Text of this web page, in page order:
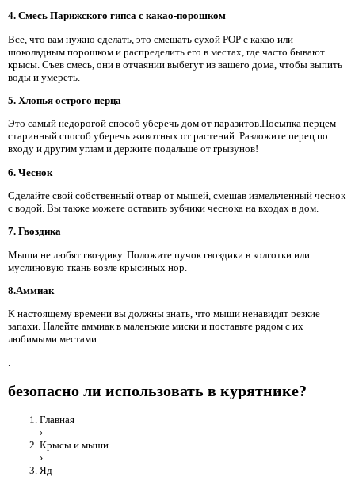
4. Смесь Парижского гипса с какао-порошком
Все, что вам нужно сделать, это смешать сухой POP с какао или
шоколадным порошком и распределить его в местах, где часто бывают
крысы. Съев смесь, они в отчаянии выбегут из вашего дома, чтобы выпить
воды и умереть.
5. Хлопья острого перца
Это самый недорогой способ уберечь дом от паразитов.Посыпка перцем -
старинный способ уберечь животных от растений. Разложите перец по
входу и другим углам и держите подальше от грызунов!
6. Чеснок
Сделайте свой собственный отвар от мышей, смешав измельченный чеснок
с водой. Вы также можете оставить зубчики чеснока на входах в дом.
7. Гвоздика
Мыши не любят гвоздику. Положите пучок гвоздики в колготки или
муслиновую ткань возле крысиных нор.
8.Аммиак
К настоящему времени вы должны знать, что мыши ненавидят резкие
запахи. Налейте аммиак в маленькие миски и поставьте рядом с их
любимыми местами.
безопасно ли использовать в курятнике?
Главная
›
Крысы и мыши
›
Яд